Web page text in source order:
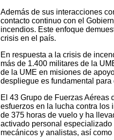
Además de sus interacciones
contacto continuo con el
incendios. Este enfoque
crisis en el país.
En respuesta a la crisis de
más de 1.400 militares de la
de la UME en misiones de
despliegue es fundamental
El 43 Grupo de Fuerzas
esfuerzos en la lucha contra los
de 375 horas de vuelo y ha
activado personal
mecánicos y analistas, así